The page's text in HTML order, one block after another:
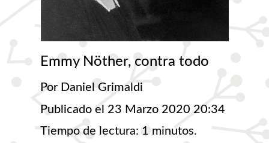
Emmy Nöther, contra todo
Por Daniel Grimaldi
Publicado el 23 Marzo 2020 20:34
Tiempo de lectura: 1 minutos.